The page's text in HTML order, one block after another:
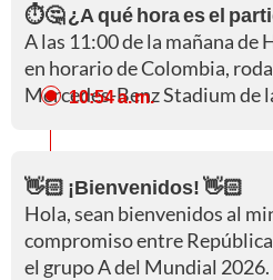
⏱️🤔 ¿A qué hora es el
A las 11:00 de la mañana de
en horario de Colombia,
Mercedes-Benz Stadium de
10:54 a. m.
👋🏻 ¡Bienvenidos! 👋🏻
Hola, sean bienvenidos al
compromiso entre
el grupo A del Mundial 2026.